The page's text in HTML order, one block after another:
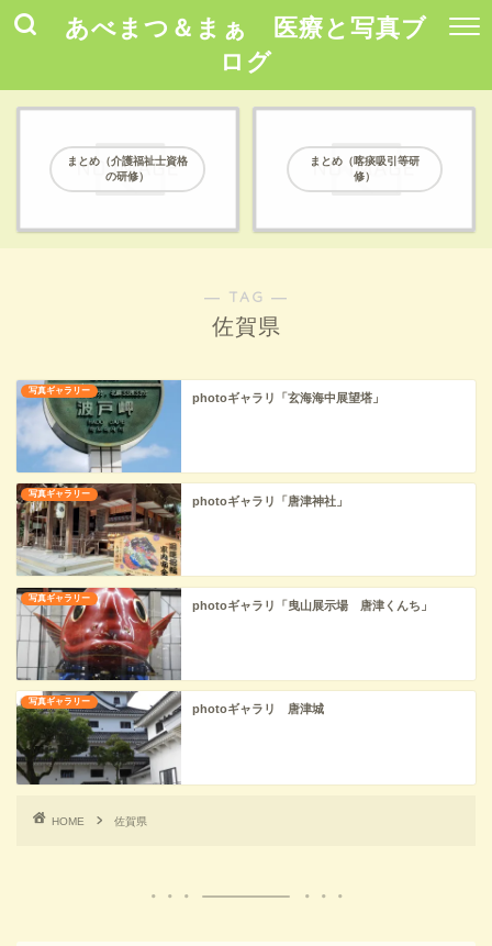
あべまつ＆まぁ 医療と写真ブ
ログ
まとめ（介護福祉士資格
の研修）
まとめ（喀痰吸引等研
修）
― TAG ―
佐賀県
写真ギャラリー
photoギャラリ「玄海海中展望塔」
写真ギャラリー
photoギャラリ「唐津神社」
写真ギャラリー
photoギャラリ「曳山展示場 唐津くんち」
写真ギャラリー
photoギャラリ 唐津城
HOME 佐賀県